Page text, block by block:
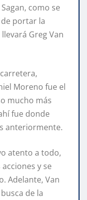
como se
portar la
Greg Van
Moreno fue el
mucho más
fue donde
anteriormente.
atento a todo,
y se
Adelante, Van
de la